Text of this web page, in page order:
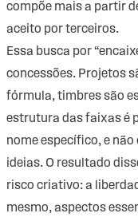
compõe mais a partir
aceito por terceiros.
Essa busca por
concessões. Projetos
fórmula, timbres são
estrutura das faixas é
nome específico, e
ideias. O resultado
risco criativo: a
mesmo, aspectos